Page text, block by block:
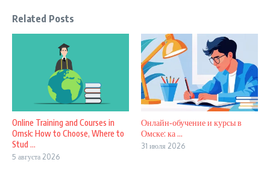
Related Posts
Online Training and Courses in
Omsk: How to Choose, Where to
Stud ...
5 августа 2026
Онлайн‑обучение и курсы в
Омске: ка ...
31 июля 2026